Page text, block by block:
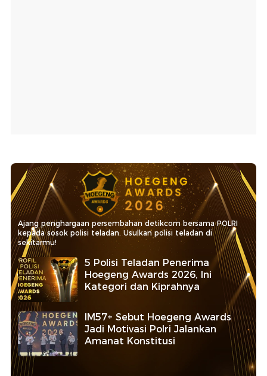
Ajang penghargaan persembahan detikcom bersama POLRI
kepada sosok polisi teladan. Usulkan polisi teladan di
sekitarmu!
5 Polisi Teladan Penerima
Hoegeng Awards 2026, Ini
Kategori dan Kiprahnya
IM57+ Sebut Hoegeng Awards
Jadi Motivasi Polri Jalankan
Amanat Konstitusi